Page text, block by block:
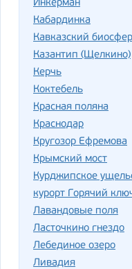
Инкерман
Кабардинка
Кавказский
Казантип (Щелкино)
Керчь
Коктебель
Красная поляна
Краснодар
Кругозор Ефремова
Крымский мост
Курджипское
курорт Горячий
Лавандовые поля
Ласточкино гнездо
Лебединое озеро
Ливадия